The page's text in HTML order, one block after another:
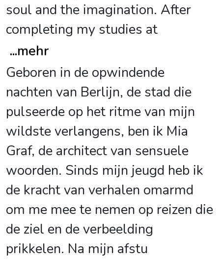
soul and the imagination. After
completing my studies at
...mehr
Geboren in de opwindende
nachten van Berlijn, de stad die
pulseerde op het ritme van mijn
wildste verlangens, ben ik Mia
Graf, de architect van sensuele
woorden. Sinds mijn jeugd heb ik
de kracht van verhalen omarmd
om me mee te nemen op reizen die
de ziel en de verbeelding
prikkelen. Na mijn afstu